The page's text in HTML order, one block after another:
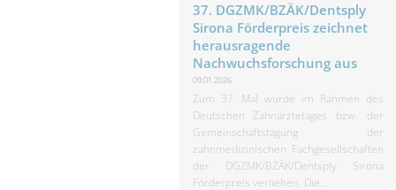
37. DGZMK/BZÄK/Dentsply
Sirona Förderpreis zeichnet
herausragende
Nachwuchsforschung aus
09.01.2026
Zum 37. Mal wurde im Rahmen des
Deutschen Zahnärztetages bzw. der
Gemeinschaftstagung der
zahnmedizinischen Fachgesellschaften
der DGZMK/BZÄK/Dentsply Sirona
Förderpreis verliehen. Die...